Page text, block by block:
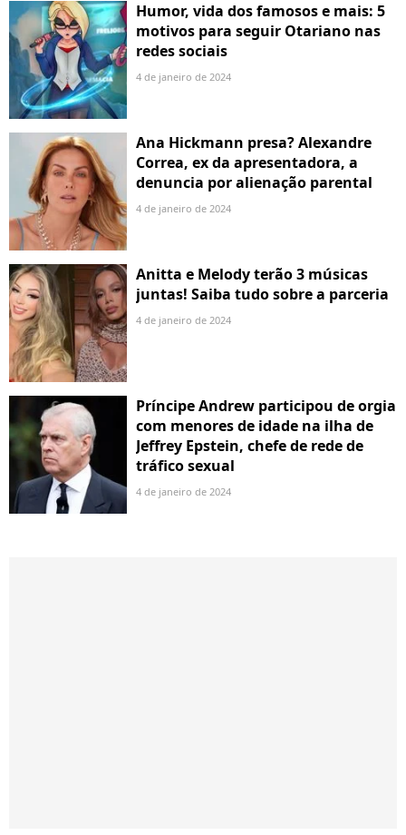
Humor, vida dos famosos e mais: 5
motivos para seguir Otariano nas
redes sociais
4 de janeiro de 2024
Ana Hickmann presa? Alexandre
Correa, ex da apresentadora, a
denuncia por alienação parental
4 de janeiro de 2024
Anitta e Melody terão 3 músicas
juntas! Saiba tudo sobre a parceria
4 de janeiro de 2024
Príncipe Andrew participou de orgia
com menores de idade na ilha de
Jeffrey Epstein, chefe de rede de
tráfico sexual
4 de janeiro de 2024